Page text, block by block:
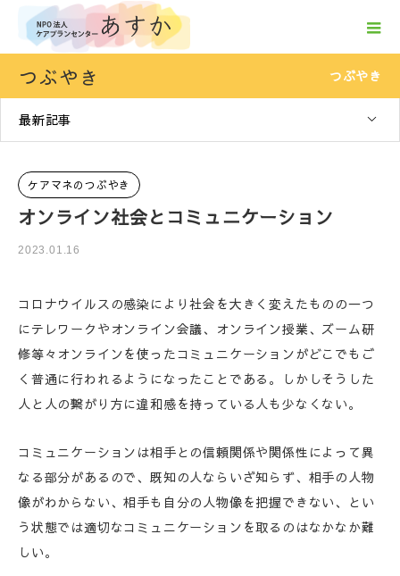
つぶやき つぶやき
最新記事
ケアマネのつぶやき
オンライン社会とコミュニケーション
2023.01.16
コロナウイルスの感染により社会を大きく変えたものの一つ
にテレワークやオンライン会議、オンライン授業、ズーム研
修等々オンラインを使ったコミュニケーションがどこでもご
く普通に行われるようになったことである。しかしそうした
人と人の繋がり方に違和感を持っている人も少なくない。
コミュニケーションは相手との信頼関係や関係性によって異
なる部分があるので、既知の人ならいざ知らず、相手の人物
像がわからない、相手も自分の人物像を把握できない、とい
う状態では適切なコミュニケーションを取るのはなかなか難
しい。